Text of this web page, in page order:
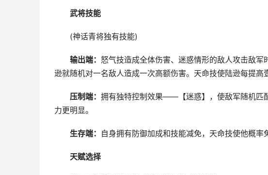
武将技能
(神话青将独有技能)
输出端： 怒气技造成全体伤害、迷惑情形的敌人攻击敌
逊就随机对一名敌人造成一次高额伤害。天命技使陆逊每提高
压制端： 拥有独特控制效果——【迷惑】，使敌军随机匹
力更明显。
生存端： 自身拥有防御加成和技能减免，天命技使他概率
天赋选择